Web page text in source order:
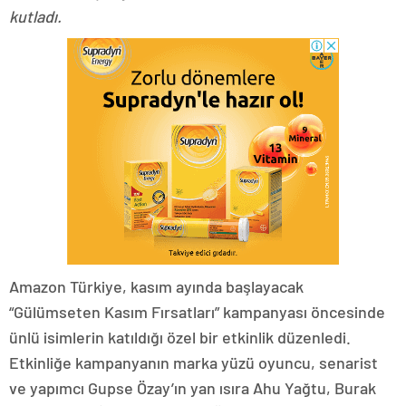
kutladı.
Amazon Türkiye, kasım ayında başlayacak
“Gülümseten Kasım Fırsatları” kampanyası öncesinde
ünlü isimlerin katıldığı özel bir etkinlik düzenledi.
Etkinliğe kampanyanın marka yüzü oyuncu, senarist
ve yapımcı Gupse Özay’ın yan ısıra Ahu Yağtu, Burak